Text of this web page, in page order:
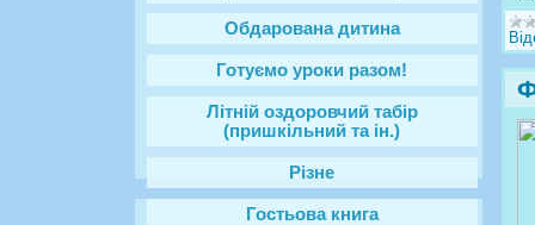
Обдарована дитина
Готуємо уроки разом!
Літній оздоровчий табір
(пришкільний та ін.)
Різне
Гостьова книга